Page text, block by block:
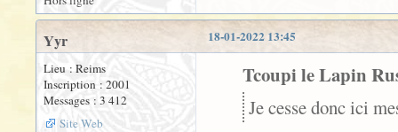
18-01-2022 13:45
Yyr
Lieu : Reims
Inscription : 2001
Messages : 3 412
Site Web
Tcoupi le Lapin
Je cesse donc ici